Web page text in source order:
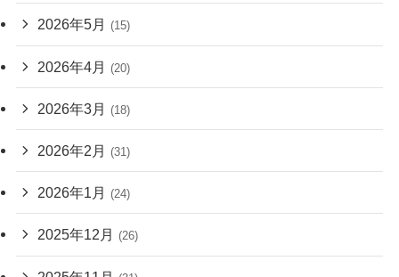
2026年5月 (15)
2026年4月 (20)
2026年3月 (18)
2026年2月 (31)
2026年1月 (24)
2025年12月 (26)